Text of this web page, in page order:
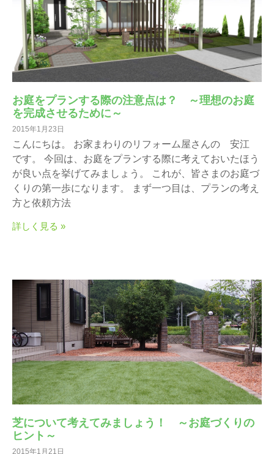
お庭をプランする際の注意点は？ ～理想のお庭
を完成させるために～
2015年1月23日
こんにちは。 お家まわりのリフォーム屋さんの 安江
です。 今回は、お庭をプランする際に考えておいたほう
が良い点を挙げてみましょう。 これが、皆さまのお庭づ
くりの第一歩になります。 まず一つ目は、プランの考え
方と依頼方法
詳しく見る »
芝について考えてみましょう！ ～お庭づくりの
ヒント～
2015年1月21日